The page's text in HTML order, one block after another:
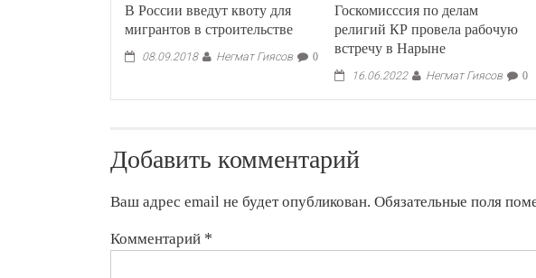
В России введут квоту для
мигрантов в строительстве
08.09.2018 Негмат Гиясов 0
Госкомисссия по делам
религий КР провела рабочую
встречу в Нарыне
16.06.2022 Негмат Гиясов 0
Добавить комментарий
Ваш адрес email не будет опубликован. Обязательные поля
Комментарий *